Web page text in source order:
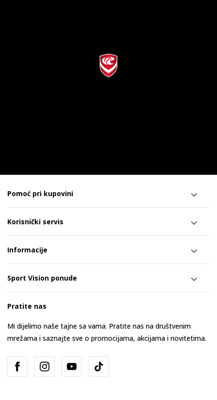
Pomoć pri kupovini
Korisnički servis
Informacije
Sport Vision ponude
Pratite nas
Mi dijelimo naše tajne sa vama. Pratite nas na društvenim
mrežama i saznajte sve o promocijama, akcijama i novitetima.